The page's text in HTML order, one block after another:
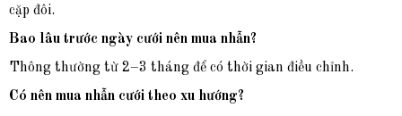
cặp đôi.
Bao lâu trước ngày cưới nên mua nhẫn?
Thông thường từ 2–3 tháng để có thời gian điều chỉnh.
Có nên mua nhẫn cưới theo xu hướng?